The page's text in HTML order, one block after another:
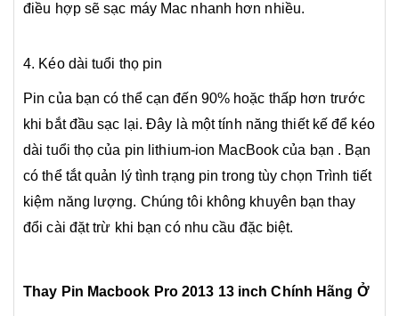
điều hợp sẽ sạc máy Mac nhanh hơn nhiều.
4. Kéo dài tuổi thọ pin
Pin của bạn có thể cạn đến 90% hoặc thấp hơn trước
khi bắt đầu sạc lại. Đây là một tính năng thiết kế để kéo
dài tuổi thọ của pin lithium-ion MacBook của bạn . Bạn
có thể tắt quản lý tình trạng pin trong tùy chọn Trình tiết
kiệm năng lượng. Chúng tôi không khuyên bạn thay
đổi cài đặt trừ khi bạn có nhu cầu đặc biệt.
Thay Pin Macbook Pro 2013 13 inch Chính Hãng Ở